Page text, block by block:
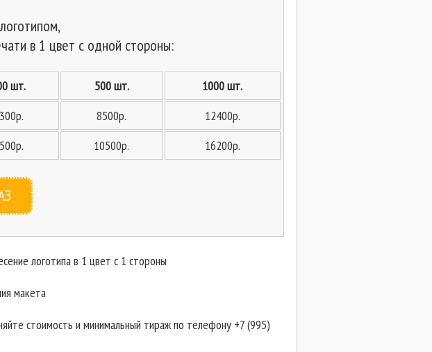
в 1 цвет с одной стороны:
шт. 500 шт.
1000 шт.
8500р.
12400р.
10500р. 16200р.
логотипа в 1 цвет с 1 стороны
макета
стоимость и минимальный тираж по телефону +7 (995)